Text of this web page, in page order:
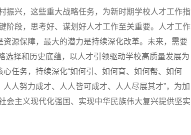
兴，这些重大战略任务，为新时期学校人才工作指
阶段，思考好、谋划好人才工作至关重要。人才工作
源保障，最大的潜力是持续深化改革。未来，需要
选择和历史底蕴，以人才引领驱动学校高质量发展为
任务，持续深化“如何引、如何育、如何帮、如何
人努力成才、人人皆可成才、人人尽展其才”，为加
会主义现代化强国、实现中华民族伟大复兴提供坚实